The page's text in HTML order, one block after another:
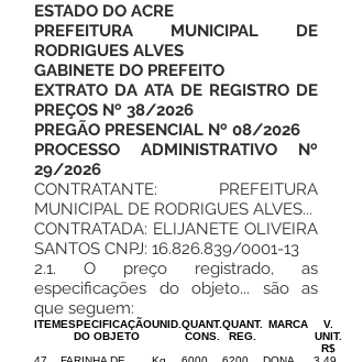
ESTADO DO ACRE
PREFEITURA MUNICIPAL DE
RODRIGUES ALVES
GABINETE DO PREFEITO
EXTRATO DA ATA DE REGISTRO DE
PREÇOS Nº 38/2026
PREGÃO PRESENCIAL Nº 08/2026
PROCESSO ADMINISTRATIVO Nº
29/2026
CONTRATANTE: PREFEITURA
MUNICIPAL DE RODRIGUES ALVES...
CONTRATADA: ELIJANETE OLIVEIRA
SANTOS CNPJ: 16.826.839/0001-13
2.1. O preço registrado, as
especificações do objeto... são as
que seguem:
ITEMESPECIFICAÇÃO
DO OBJETO
UNID. QUANT.
CONS.
QUANT.
REG.
MARCA
V.
UNIT.
R$